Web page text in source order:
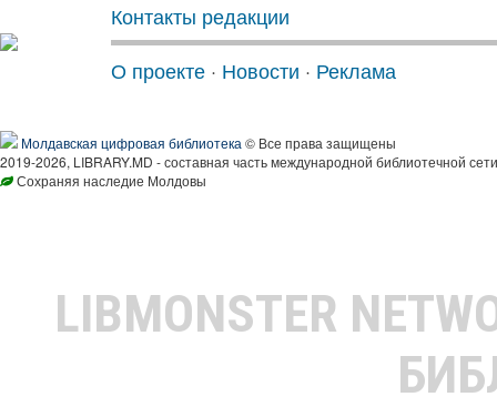
Контакты редакции
О проекте · Новости · Реклама
Молдавская цифровая библиотека © Все права защищены
2019-2026, LIBRARY.MD - составная часть международной библиотечной
Сохраняя наследие Молдовы
LIBMONSTER